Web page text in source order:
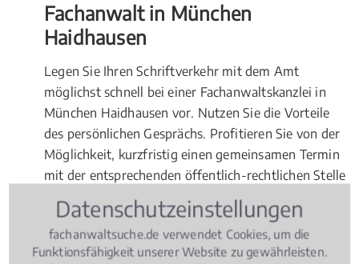
Fachanwalt in München
Haidhausen
Legen Sie Ihren Schriftverkehr mit dem Amt
möglichst schnell bei einer Fachanwaltskanzlei in
München Haidhausen vor. Nutzen Sie die Vorteile
des persönlichen Gesprächs. Profitieren Sie von der
Möglichkeit, kurzfristig einen gemeinsamen Termin
mit der entsprechenden öffentlich-rechtlichen Stelle
zur Klärung des Sachverhalts vereinbaren zu
können.
Datenschutzeinstellungen
fachanwaltsuche.de verwendet Cookies, um die
Funktionsfähigkeit unserer Website zu gewährleisten.